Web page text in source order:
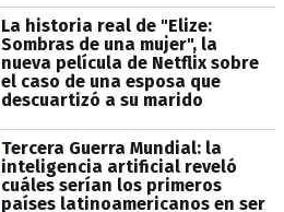
La historia real de "Elize:
Sombras de una mujer", la
nueva película de Netflix sobre
el caso de una esposa que
descuartizó a su marido
Tercera Guerra Mundial: la
inteligencia artificial reveló
cuáles serían los primeros
países latinoamericanos en ser